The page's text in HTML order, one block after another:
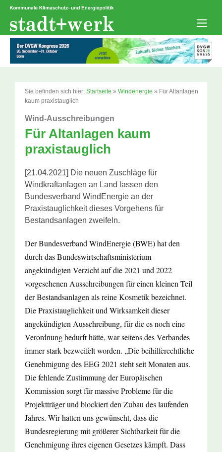
Zum
springen
Sie befinden sich hier: Startseite » Windenergie » Für Altanlagen
kaum praxistauglich
Wind-Ausschreibungen
Für Altanlagen kaum
praxistauglich
[21.04.2021] Die neuen Zuschläge für
Windkraftanlagen an Land lassen den
Bundesverband WindEnergie an der
Praxistauglichkeit dieses Vorgehens für
Bestandsanlagen zweifeln.
Der Bundesverband WindEnergie (BWE) hat den
durch das Bundeswirtschaftsministerium
angekündigten Verzicht auf die 2021 und 2022
vorgesehenen Ausschreibungen für einen kleinen Teil
der Bestandsanlagen als reine Kosmetik bezeichnet.
Die Praxistauglichkeit und Wirksamkeit dieser
angekündigten Ausschreibung, für die es noch eine
Verordnung bedurft hätte, war seitens des Verbandes
immer stark bezweifelt worden. „Die beihilferechtliche
Genehmigung des EEG 2021 steht seit Monaten aus.
Die fehlende Zustimmung der Europäischen
Kommission sorgt für massive Probleme für die
Projektträger und blockiert den Zubau des laufenden
Jahres. Wir hatten uns gewünscht, dass die
Bundesregierung mit größerer Sichtbarkeit für die
Genehmigung ihres eigenen Gesetzes kämpft. Dass